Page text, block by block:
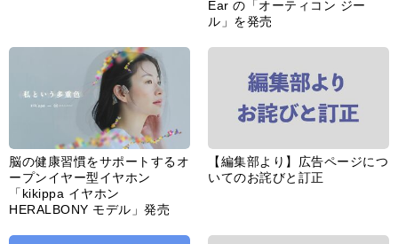
Ear の「オーティコン ジー
ル」を発売
脳の健康習慣をサポートするオ
ープンイヤー型イヤホン
「kikippa イヤホン
HERALBONY モデル」発売
【編集部より】広告ページにつ
いてのお詫びと訂正